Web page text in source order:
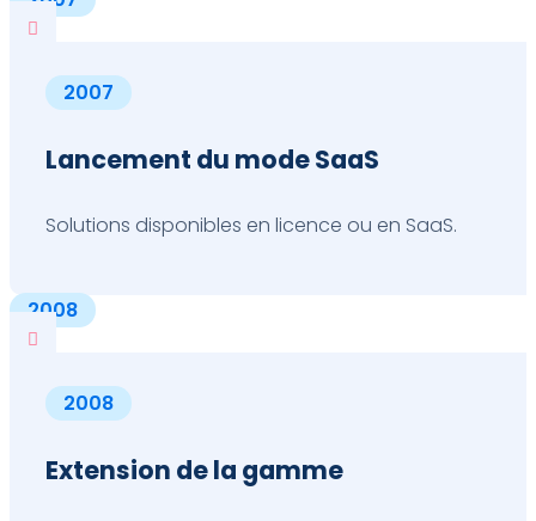

2007
Lancement du mode SaaS
Solutions disponibles en licence ou en SaaS.
2008

2008
Extension de la gamme